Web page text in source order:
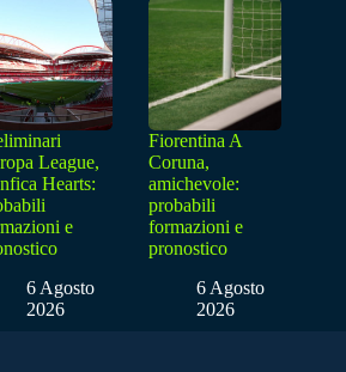
League,
Hearts:
e
6 Agosto
2026
Fiorentina A
Coruna,
amichevole:
probabili
formazioni e
pronostico
6 Agosto
2026